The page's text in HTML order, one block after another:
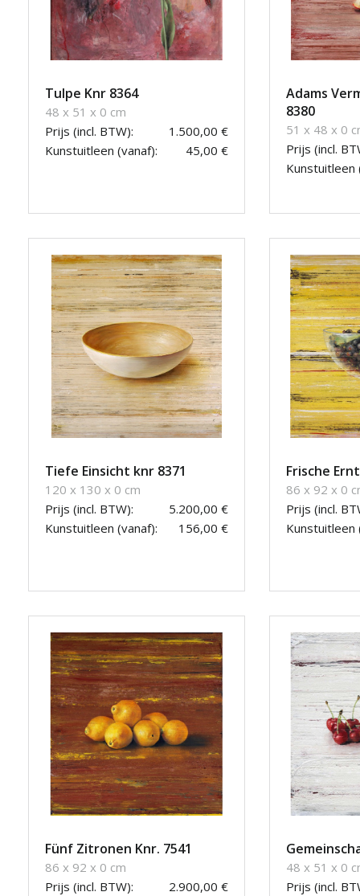
Tulpe Knr 8364
48 x 51 x 0 cm
Prijs (incl. BTW):
1.500,00 €
Kunstuitleen (vanaf):
45,00 €
Adams
8380
51 x 48 x 0
Prijs (incl.
Kunstuitleen
Tiefe Einsicht knr 8371
120 x 130 x 0 cm
Prijs (incl. BTW):
5.200,00 €
Kunstuitleen (vanaf):
156,00 €
Frische
86 x 92 x 0
Prijs (incl.
Kunstuitleen
Fünf Zitronen Knr. 7541
86 x 92 x 0 cm
Prijs (incl. BTW):
2.900,00 €
48 x 51 x 0
Prijs (incl.